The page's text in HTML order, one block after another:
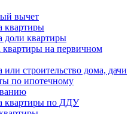
вычет
квартиры
доли квартиры
квартиры на первичном
строительство дома, дачи
по ипотечному
квартиры по ДДУ